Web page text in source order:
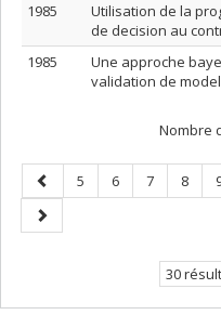
1985
Utilisation de la
de decision au
1985
Une approche
validation de
Nombre
Page
précédente
Page
5 Page
6 Page
7 Page
8
Page
suivante
30